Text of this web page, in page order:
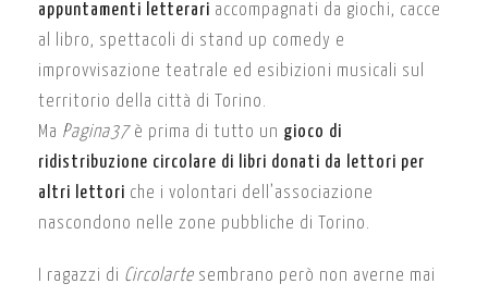
appuntamenti letterari accompagnati da giochi, cacce
al libro, spettacoli di stand up comedy e
improvvisazione teatrale ed esibizioni musicali sul
territorio della città di Torino.
Ma Pagina37è prima di tutto un gioco di
ridistribuzione circolare di libri donati da lettori per
altri lettori che i volontari dell’associazione
nascondono nelle zone pubbliche di Torino.
I ragazzi di Circolarte sembrano però non averne mai